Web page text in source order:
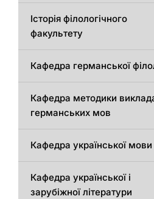
Історія філологічного
факультету
Кафедрa германської
Кафедрa методики
германських мов
Кафедра української мови
Кафедра української і
зарубіжної літератури